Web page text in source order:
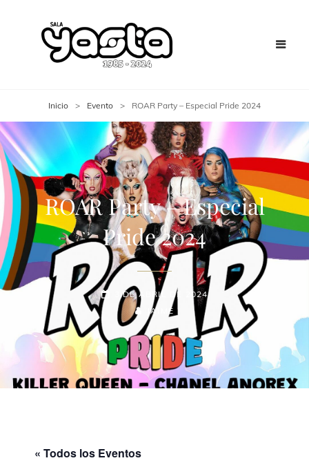
Inicio > Evento > ROAR Party – Especial Pride 2024
ROAR Party – Especial
Pride 2024
3 DE ABRIL DE 2024
JAIME
« Todos los Eventos